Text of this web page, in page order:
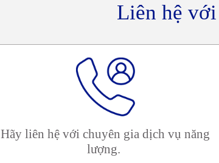
Liên hệ
Hãy liên hệ với chuyên gia dịch vụ năng
lượng.